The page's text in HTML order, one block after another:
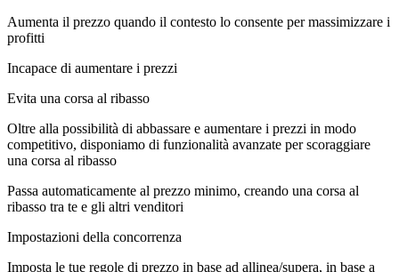
Aumenta il prezzo quando il contesto lo consente per massimizzare i
profitti
Incapace di aumentare i prezzi
Evita una corsa al ribasso
Oltre alla possibilità di abbassare e aumentare i prezzi in modo
competitivo, disponiamo di funzionalità avanzate per scoraggiare
una corsa al ribasso
Passa automaticamente al prezzo minimo, creando una corsa al
ribasso tra te e gli altri venditori
Impostazioni della concorrenza
Imposta le tue regole di prezzo in base ad allinea/supera, in base a